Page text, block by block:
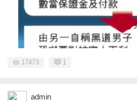
17473 1
admin